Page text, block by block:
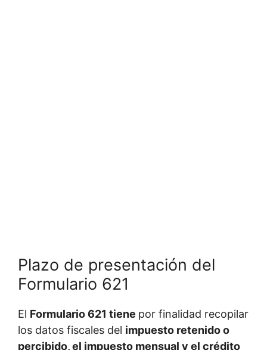
Plazo de presentación del
Formulario 621
El Formulario 621 tiene por finalidad recopilar
los datos fiscales del impuesto retenido o
percibido, el impuesto mensual y el crédito